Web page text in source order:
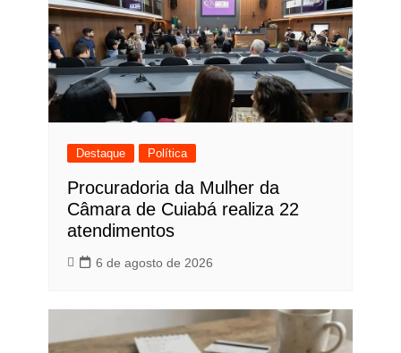
Destaque Política
Procuradoria da Mulher da
Câmara de Cuiabá realiza 22
atendimentos
6 de agosto de 2026